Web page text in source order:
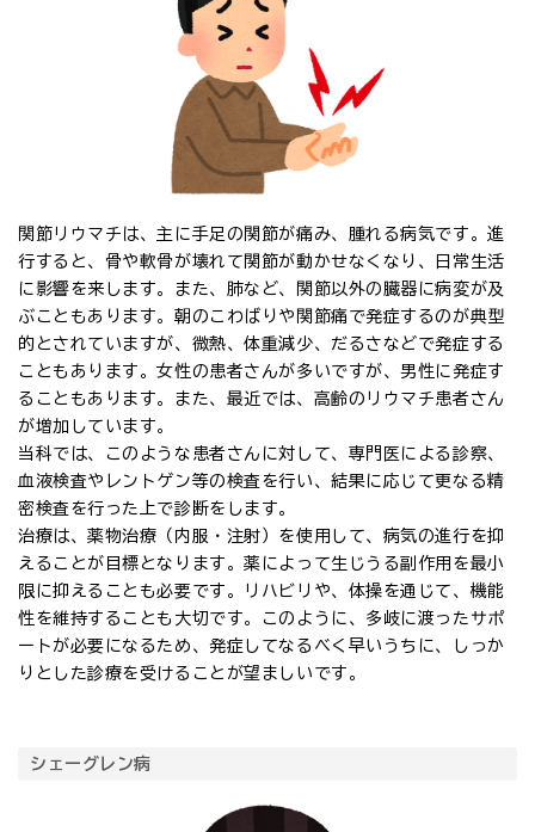
関節リウマチは、主に手足の関節が痛み、腫れる病気です。進
行すると、骨や軟骨が壊れて関節が動かせなくなり、日常生活
に影響を来します。また、肺など、関節以外の臓器に病変が及
ぶこともあります。朝のこわばりや関節痛で発症するのが典型
的とされていますが、微熱、体重減少、だるさなどで発症する
こともあります。女性の患者さんが多いですが、男性に発症す
ることもあります。また、最近では、高齢のリウマチ患者さん
が増加しています。
当科では、このような患者さんに対して、専門医による診察、
血液検査やレントゲン等の検査を行い、結果に応じて更なる精
密検査を行った上で診断をします。
治療は、薬物治療（内服・注射）を使用して、病気の進行を抑
えることが目標となります。薬によって生じうる副作用を最小
限に抑えることも必要です。リハビリや、体操を通じて、機能
性を維持することも大切です。このように、多岐に渡ったサポ
ートが必要になるため、発症してなるべく早いうちに、しっか
りとした診療を受けることが望ましいです。
シェーグレン病